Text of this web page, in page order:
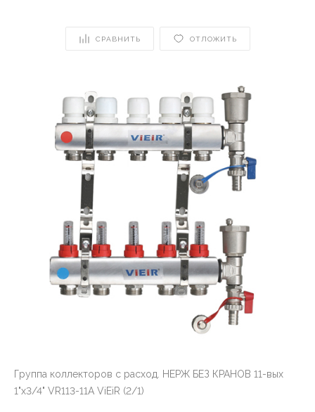
СРАВНИТЬ ОТЛОЖИТЬ
Группа коллекторов с расход. НЕРЖ БЕЗ КРАНОВ 11-вых
1"x3/4" VR113-11A ViEiR (2/1)